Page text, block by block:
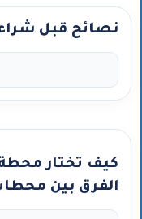
نصائح قبل
الفرق بين
نوع”